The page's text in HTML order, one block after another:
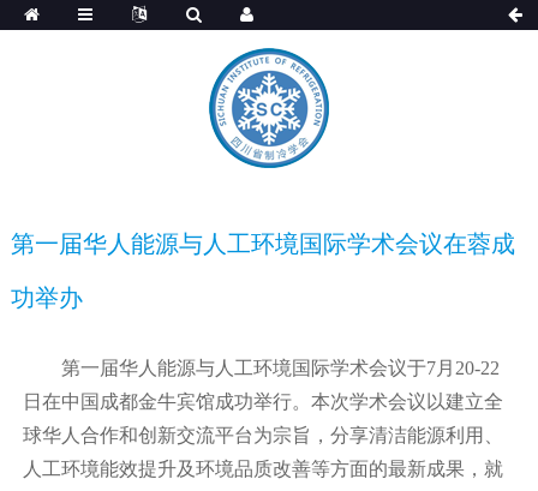
第一届华人能源与人工环境国际学术会议在蓉成
功举办
第一届华人能源与人工环境国际学术会议于7月20-22
日在中国成都金牛宾馆成功举行。本次学术会议以建立全
球华人合作和创新交流平台为宗旨，分享清洁能源利用、
人工环境能效提升及环境品质改善等方面的最新成果，就